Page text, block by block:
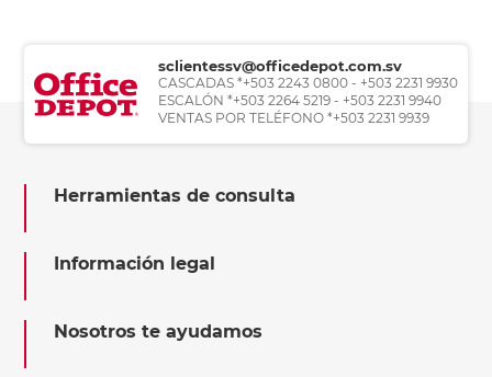
sclientessv@officedepot.com.sv
CASCADAS *+503 2243 0800 - +503 2231 9930
ESCALÓN *+503 2264 5219 - +503 2231 9940
VENTAS POR TELÉFONO *+503 2231 9939
Herramientas de consulta
Información legal
Nosotros te ayudamos